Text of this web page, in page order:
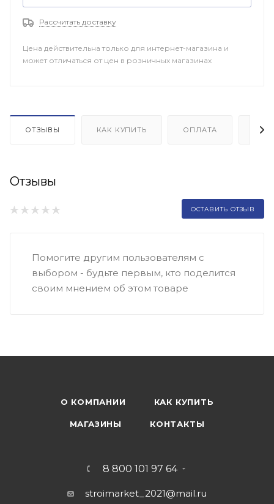
Рассчитать доставку
Цена действительна только для интернет-магазина и
может отличаться от цен в розничных магазинах
ОТЗЫВЫ КАК КУПИТЬ ОПЛАТА
Отзывы
ОСТАВИТЬ ОТЗЫВ
Помогите другим пользователям с
выбором - будьте первым, кто поделится
своим мнением об этом товаре
О КОМПАНИИ КАК КУПИТЬ
МАГАЗИНЫ КОНТАКТЫ
8 800 101 97 64
stroimarket_2021@mail.ru